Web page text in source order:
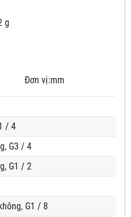
g
/ 4
G3 / 4
G1 / 2
G1 / 8